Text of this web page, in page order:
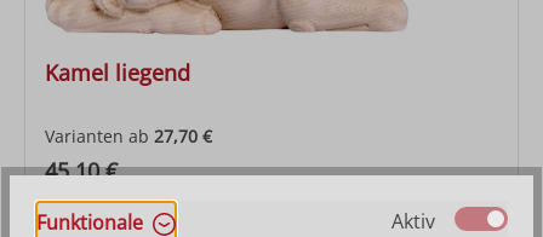
Kamel liegend
Varianten ab 27,70 €
Regulärer Preis:
45,10 €
Funktionale
Aktiv